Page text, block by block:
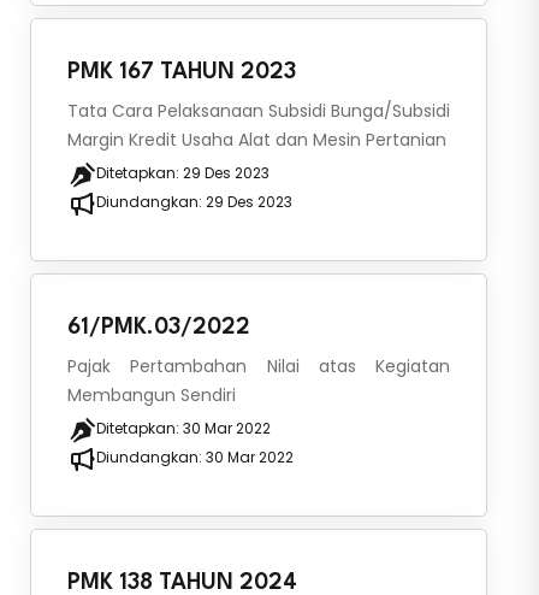
PMK 167 TAHUN 2023
Tata Cara Pelaksanaan Subsidi Bunga/Subsidi
Margin Kredit Usaha Alat dan Mesin Pertanian
Ditetapkan: 29 Des 2023
Diundangkan: 29 Des 2023
61/PMK.03/2022
Pajak Pertambahan Nilai atas Kegiatan
Membangun Sendiri
Ditetapkan: 30 Mar 2022
Diundangkan: 30 Mar 2022
PMK 138 TAHUN 2024